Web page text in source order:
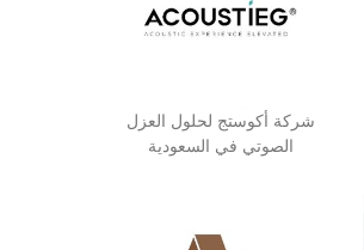
شركة أكوستج لحلول العزل
الصوتي في السعودية